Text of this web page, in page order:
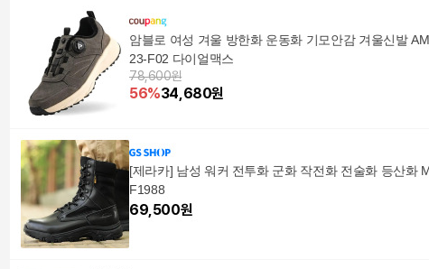
암블로 여성 겨울 방한화 운동화 기모안감 겨울신발 AM
23-F02 다이얼맥스
78,600원
56%34,680원
[제라카] 남성 워커 전투화 군화 작전화 전술화 등산화
F1988
69,500원